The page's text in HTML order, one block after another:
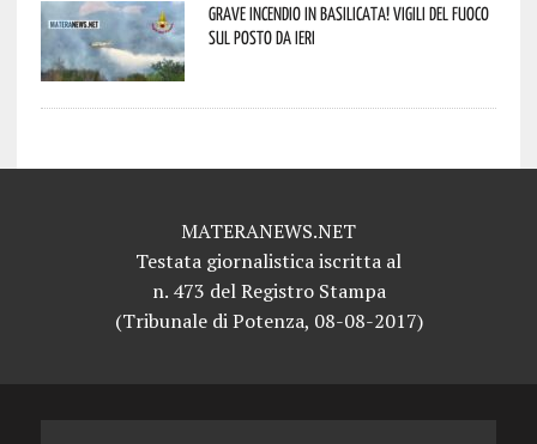
Grave incendio in Basilicata! Vigili del fuoco
sul posto da ieri
MATERANEWS.NET
Testata giornalistica iscritta al
n. 473 del Registro Stampa
(Tribunale di Potenza, 08-08-2017)